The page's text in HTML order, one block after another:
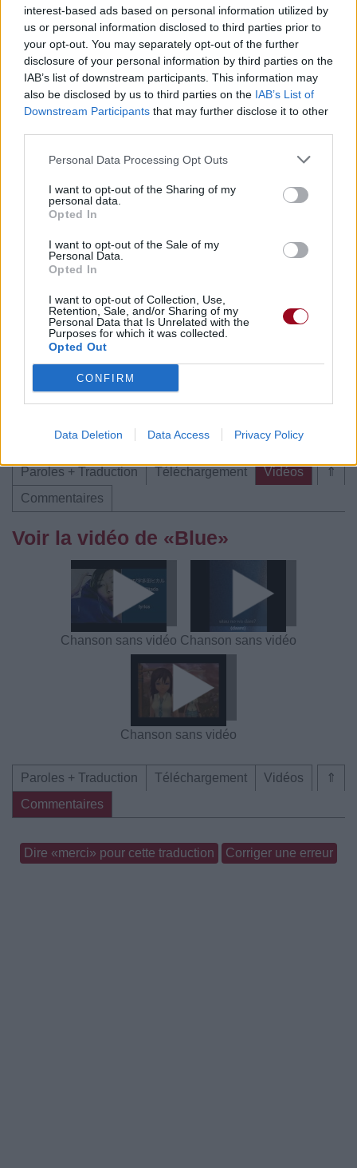
interest-based ads based on personal information utilized by
us or personal information disclosed to third parties prior to
your opt-out. You may separately opt-out of the further
disclosure of your personal information by third parties on the
IAB’s list of downstream participants. This information may
also be disclosed by us to third parties on the IAB’s List of
Downstream Participants that may further disclose it to other
Personal Data Processing Opt Outs
I want to opt-out of the Sharing of my
personal data.
Opted In
I want to opt-out of the Sale of my
Personal Data.
Opted In
I want to opt-out of Collection, Use,
Retention, Sale, and/or Sharing of my
Personal Data that Is Unrelated with the
Purposes for which it was collected.
Opted Out
CONFIRM
Data Deletion Data Access Privacy Policy
Publié parTopCharts 178692 4 4 6 le 18 novembre
2007 à 17h53.
Chanteurs : Utada Hikaru
Albums : Ultra Blue
Commentaires
Vous aimez chanter, apprenez la guitare chez
Télécharger légalement les MP3 sur
Télécharger légalement les MP3 ou trouver le CD sur
Trouver des vinyles et des CD sur
⇑
Paroles + Traduction Téléchargement
Vidéos
Commentaires
Voir la vidéo de «Blue»
Chanson sans vidéo Chanson sans vidéo
Chanson sans vidéo
⇑
Paroles + Traduction Téléchargement
Vidéos
Commentaires
Dire «merci» pour cette traduction Corriger une erreur